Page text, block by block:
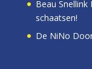
Beau
schaatsen!
De NiNo